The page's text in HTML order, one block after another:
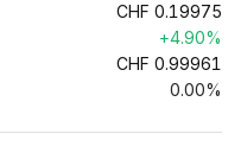
CHF 0.19975
+4.90%
CHF 0.99961
0.00%